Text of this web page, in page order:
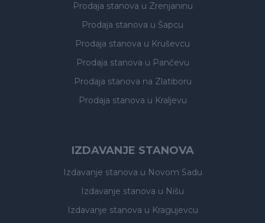
Prodaja stanova u Zrenjaninu
Prodaja stanova u Šapcu
Prodaja stanova u Kruševcu
Prodaja stanova u Pančevu
Prodaja stanova na Zlatiboru
Prodaja stanova u Kraljevu
IZDAVANJE STANOVA
Izdavanje stanova u Novom Sadu
Izdavanje stanova u Nišu
Izdavanje stanova u Kragujevcu